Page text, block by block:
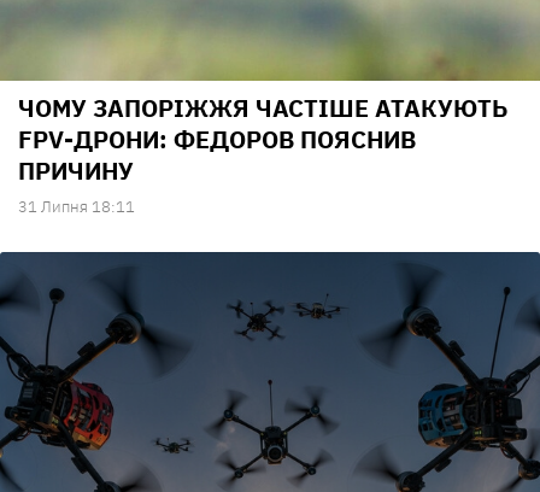
ЧОМУ ЗАПОРІЖЖЯ ЧАСТІШЕ АТАКУЮТЬ
FPV-ДРОНИ: ФЕДОРОВ ПОЯСНИВ
ПРИЧИНУ
31 Липня 18:11